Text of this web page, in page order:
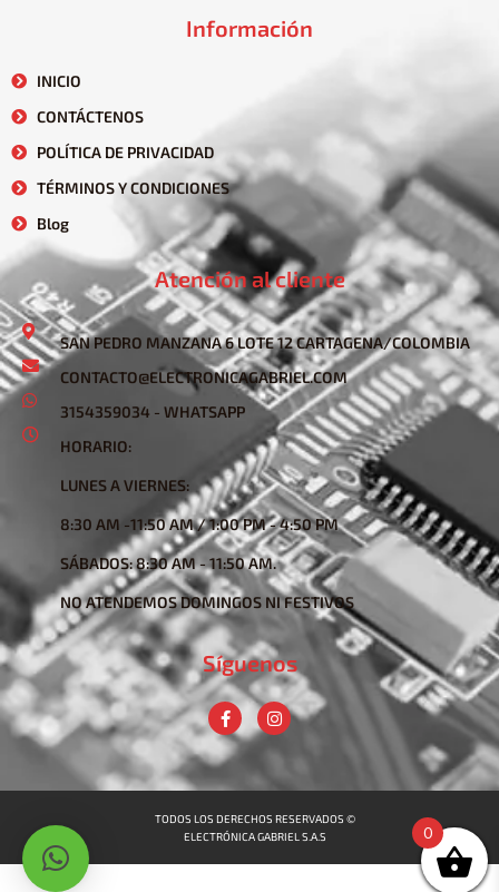
Información
INICIO
CONTÁCTENOS
POLÍTICA DE PRIVACIDAD
TÉRMINOS Y CONDICIONES
Blog
Atención al cliente
SAN PEDRO MANZANA 6 LOTE 12 CARTAGENA/COLOMBIA
CONTACTO@ELECTRONICAGABRIEL.COM
3154359034 - WHATSAPP
HORARIO:
LUNES A VIERNES:
8:30 AM -11:50 AM / 1:00 PM - 4:50 PM
SÁBADOS: 8:30 AM - 11:50 AM.
NO ATENDEMOS DOMINGOS NI FESTIVOS
Síguenos
TODOS LOS DERECHOS RESERVADOS ©
ELECTRÓNICA GABRIEL S.A.S
0